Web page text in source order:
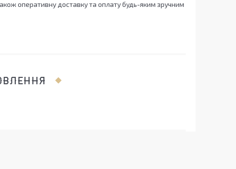
оперативну доставку та оплату будь-яким зручним